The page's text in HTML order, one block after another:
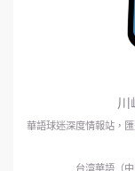
川
華語球迷深度情報站，
台湾華語（